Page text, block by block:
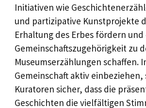
Initiativen wie
und partizipative Kunstprojekte
Erhaltung des Erbes fördern
Gemeinschaftszugehörigkeit zu
Museumserzählungen schaffen.
Gemeinschaft aktiv
Kuratoren sicher, dass die
Geschichten die vielfältigen